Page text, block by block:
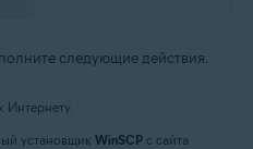
следующие действия.
Интернету.
установщик WinSCP с сайта